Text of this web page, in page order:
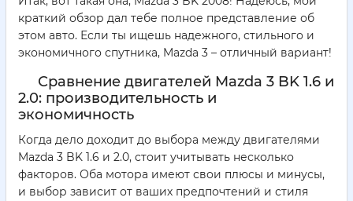
краткий обзор дал тебе полное представление об
этом авто. Если ты ищешь надежного, стильного и
экономичного спутника, Mazda 3 – отличный вариант!
Сравнение двигателей Mazda 3 BK 1.6 и
2.0: производительность и
экономичность
Когда дело доходит до выбора между двигателями
Mazda 3 BK 1.6 и 2.0, стоит учитывать несколько
факторов. Оба мотора имеют свои плюсы и минусы,
и выбор зависит от ваших предпочтений и стиля